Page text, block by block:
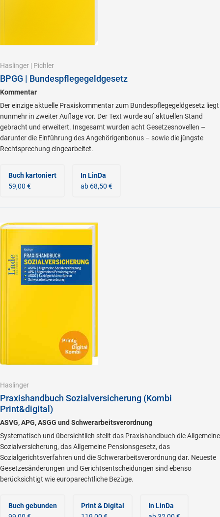
Haslinger | Pichler
BPGG | Bundespflegegeldgesetz
Kommentar
Der einzige aktuelle Praxiskommentar zum Bundespflegegeldgesetz liegt
nunmehr in zweiter Auflage vor. Der Text wurde auf aktuellen Stand
gebracht und erweitert. Insgesamt wurden acht Gesetzesnovellen –
darunter die Einführung des Angehörigenbonus – sowie die jüngste
Rechtsprechung eingearbeitet.
Buch kartoniert
59,00 €
In LinDa
ab 68,50 €
Haslinger
Praxishandbuch Sozialversicherung (Kombi
Print&digital)
ASVG, APG, ASGG und Schwerarbeitsverordnung
Systematisch und übersichtlich stellt das Praxishandbuch die Allgemeine
Sozialversicherung, das Allgemeine Pensionsgesetz, das
Sozialgerichtsverfahren und die Schwerarbeitsverordnung dar. Neueste
Gesetzesänderungen und Gerichtsentscheidungen sind ebenso
berücksichtigt wie europarechtliche Bezüge.
Buch gebunden
Print & Digital
In LinDa